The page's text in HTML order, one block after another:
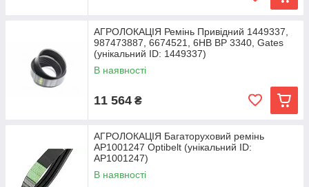
АГРОЛОКАЦІЯ Ремінь Привідний 1449337,
987473887, 6674521, 6HB BP 3340, Gates
(унікальний ID: 1449337)
В наявності
11 564 ₴
АГРОЛОКАЦІЯ Багаторуховий ремінь
AP1001247 Optibelt (унікальний ID:
AP1001247)
В наявності